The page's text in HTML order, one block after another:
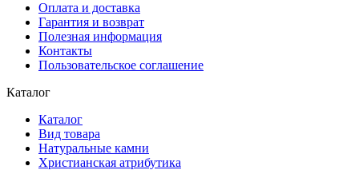
Оплата и доставка
Гарантия и возврат
Полезная информация
Контакты
Пользовательское соглашение
Каталог
Каталог
Вид товара
Натуральные камни
Христианская атрибутика